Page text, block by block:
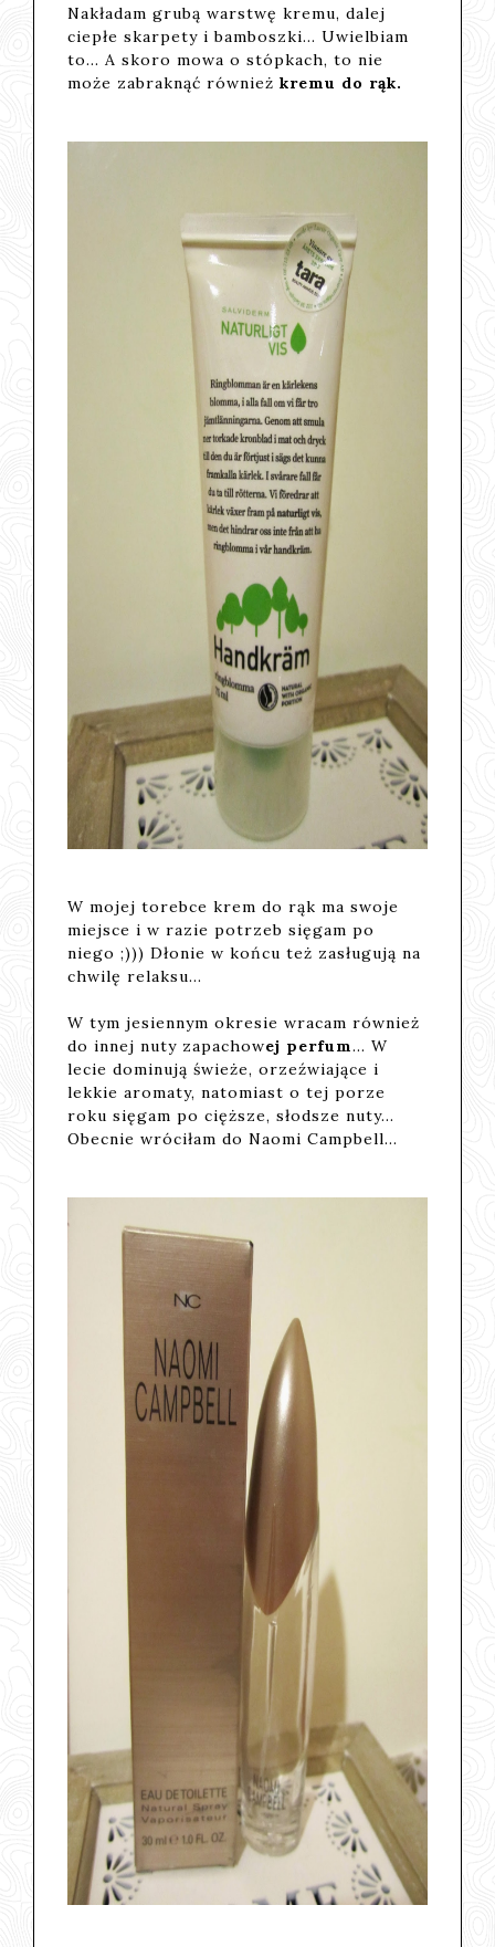
Nakładam grubą warstwę kremu, dalej
ciepłe skarpety i bamboszki... Uwielbiam
to... A skoro mowa o stópkach, to nie
może zabraknąć równieżkremu do rąk.
W mojej torebce krem do rąk ma swoje
miejsce i w razie potrzeb sięgam po
niego ;))) Dłonie w końcu też zasługują na
chwilę relaksu...
W tym jesiennym okresie wracam również
do innej nuty zapachowej perfum... W
lecie dominują świeże, orzeźwiające i
lekkie aromaty, natomiast o tej porze
roku sięgam po cięższe, słodsze nuty...
Obecnie wróciłam do Naomi Campbell...